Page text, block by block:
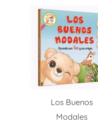
Los Buenos
Modales